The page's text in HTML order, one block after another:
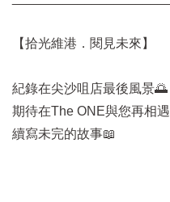
【拾光維港．閱見未來】
紀錄在尖沙咀店最後風景🌅
期待在The ONE與您再相遇
續寫未完的故事📖